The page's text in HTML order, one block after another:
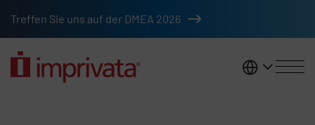
Treffen Sie uns auf der DMEA 2026
DACH